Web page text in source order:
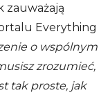
zauważają
Everything
o wspólnym
zrozumieć,
tak proste, jak